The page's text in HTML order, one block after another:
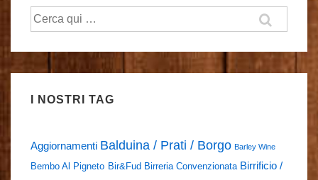
Cerca:
I NOSTRI TAG
Aggiornamenti Balduina / Prati / Borgo Barley Wine
Bembo Al Pigneto Bir&Fud Birreria Convenzionata Birrificio /